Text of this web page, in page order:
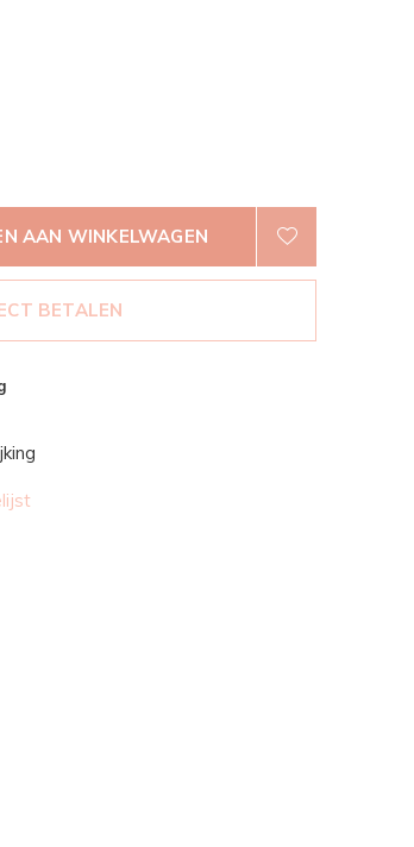
AAN WINKELWAGEN
BETALEN